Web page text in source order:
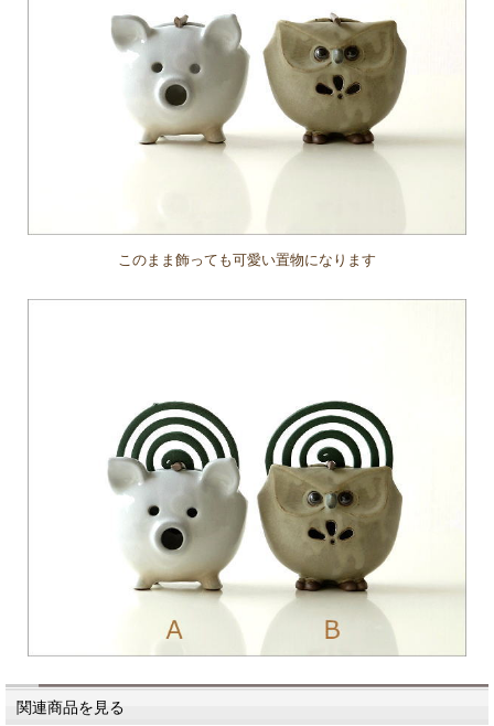
このまま飾っても可愛い置物になります
関連商品を見る